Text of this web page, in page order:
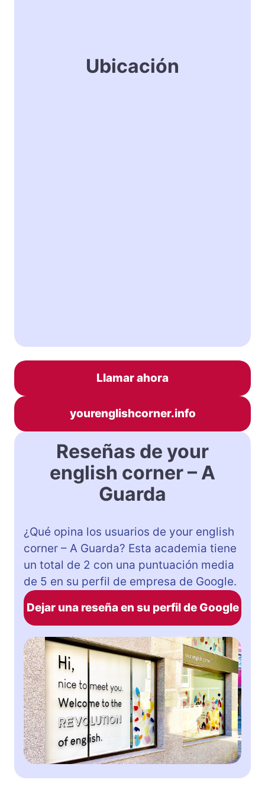
Ubicación
Llamar ahora
yourenglishcorner.info
Reseñas de your
english corner – A
Guarda
¿Qué opina los usuarios de your english
corner – A Guarda? Esta academia tiene
un total de 2 con una puntuación media
de 5 en su perfil de empresa de Google.
Dejar una reseña en su perfil de Google